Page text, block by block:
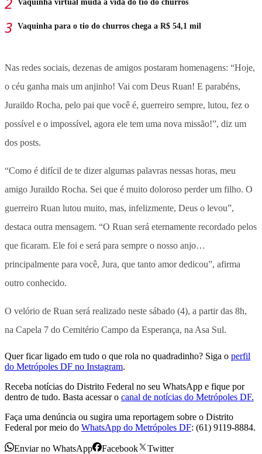
Vaquinha virtual muda a vida do tio do churros
Vaquinha para o tio do churros chega a R$ 54,1 mil
Nas redes sociais, dezenas de amigos postaram homenagens: “Hoje,
o céu ganha mais um anjinho! Vai com Deus Ruan! E parabéns,
Juraildo Rocha, pelo pai que você é, guerreiro sempre, lutou, fez o
possível e o impossível, agora ele tem uma nova missão!”, diz um
dos posts.
“Como é difícil de te dizer algumas palavras nessas horas, meu
amigo Juraildo Rocha. Sei que é muito doloroso perder um filho. O
guerreiro Ruan lutou muito, mas, infelizmente, Deus o levou”,
destaca outra mensagem. “O Ruan será eternamente recordado pelos
que ficaram. Ele foi e será para sempre o nosso anjo…
principalmente para você, Jura, que tanto amor dedicou”, afirma
outro conhecido.
O velório de Ruan será realizado neste sábado (4), a partir das 8h,
na Capela 7 do Cemitério Campo da Esperança, na Asa Sul.
Quer ficar ligado em tudo o que rola no quadradinho? Siga o perfil
do Metrópoles DF no Instagram.
Receba notícias do Distrito Federal no seu WhatsApp e fique por
dentro de tudo. Basta acessar o canal de notícias do Metrópoles DF.
Faça uma denúncia ou sugira uma reportagem sobre o Distrito
Federal por meio do WhatsApp do Metrópoles DF: (61) 9119-8884.
Enviar no WhatsApp Facebook Twitter